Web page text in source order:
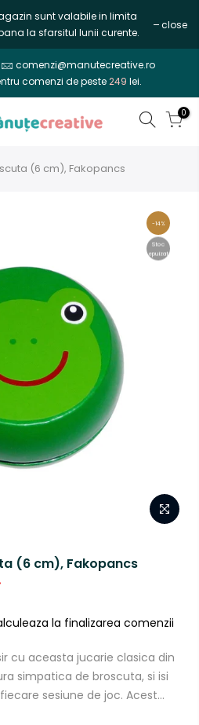
sunt valabile in limita
la sfarsitul lunii curente.
close
comenzi@manutecreative.ro
comenzi de peste249 lei.
0
(6 cm), Fakopancs
-14%
Stoc
epuizat
(6 cm), Fakopancs
la finalizarea comenzii
cu aceasta jucarie clasica din
simpatica de broscuta, si isi
sesiune de joc. Acest...